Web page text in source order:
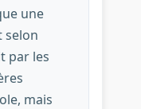
une
selon
par les
mais